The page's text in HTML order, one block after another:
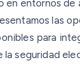
en entornos de
las
para
la seguridad